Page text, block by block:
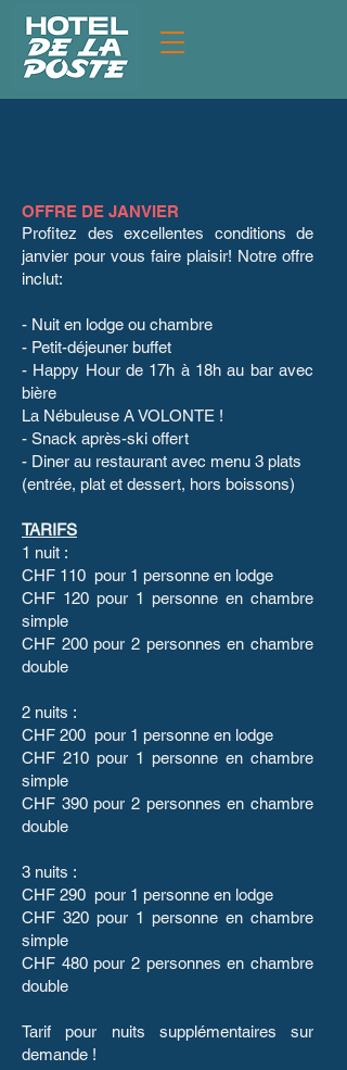
Offres spéciales
OFFRE DE JANVIER
Profitez des excellentes conditions de
janvier pour vous faire plaisir! Notre offre
inclut:
- Nuit en lodge ou chambre
- Petit-déjeuner buffet
- Happy Hour de 17h à 18h au bar avec
bière
La Nébuleuse A VOLONTE !
- Snack après-ski offert
- Diner au restaurant avec menu 3 plats
(entrée, plat et dessert, hors boissons)
TARIFS
1 nuit :
CHF 110 pour 1 personne en lodge
CHF 120 pour 1 personne en chambre
simple
CHF 200 pour 2 personnes en chambre
double
2 nuits :
CHF 200 pour 1 personne en lodge
CHF 210 pour 1 personne en chambre
simple
CHF 390 pour 2 personnes en chambre
double
3 nuits :
CHF 290 pour 1 personne en lodge
CHF 320 pour 1 personne en chambre
simple
CHF 480 pour 2 personnes en chambre
double
Tarif pour nuits supplémentaires sur
demande !